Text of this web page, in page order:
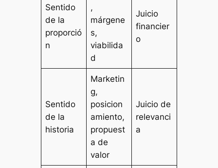
Sentido
de la
proporció
n
,
márgene
s,
viabilida
d
Juicio
financier
o
Sentido
de la
historia
Marketin
g,
posicion
amiento,
propuest
a de
valor
Juicio de
relevanci
a